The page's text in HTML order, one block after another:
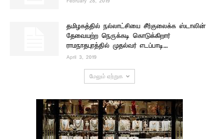
தமிழகத்தில் நல்லாட்சியை சீர்குலைக்க ஸ்டாலின்
தேவையற்ற நெருக்கடி கொடுக்கிறார்
ராமநாதபுரத்தில் முதல்வர் எடப்பாடி...
April 3, 2019
மேலும் ஏற்றுக